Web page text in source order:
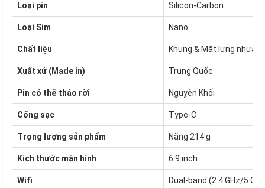
Loại pin Silicon-Carbon
Loại Sim Nano
Chất liệu Khung & Mặt lưng nhựa
Xuất xứ (Made in) Trung Quốc
Pin có thể tháo rời Nguyên Khối
Cổng sạc Type-C
Trọng lượng sản phẩm Nặng 214 g
Kích thước màn hình 6.9 inch
Wifi Dual-band (2.4 GHz/5